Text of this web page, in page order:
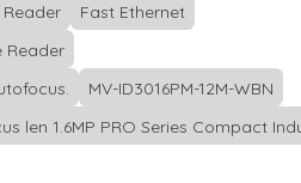
Fast Ethernet
Reader
MV-ID3016PM-12M-WBN
len 1.6MP PRO Series Compact